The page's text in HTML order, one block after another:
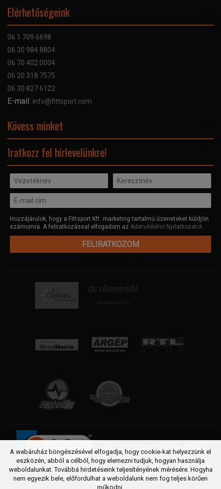
Bankkártyás fizetés
Adatvédelmi nyilatkozat
Elérhetőségeink
06 1 709 6698
06 30 984 8804
06 70 402 0004
06 20 318 7575
06 30 827 6122
E-mail: info@fittsport.com
Kövess minket
Iratkozz fel hírlevelünkre!
Hozzájárulok, hogy a Fittsport Kft. marketing tartalmú üzeneteket küldjön
számomra. A feliratkozással elfogadom az Adatvédelmi Nyilatkozatot.
FELIRATKOZOM
A webáruház böngészésével elfogadja, hogy cookie-kat helyezzünk el
eszközén, abból a célból, hogy elemezni tudjuk, hogyan használja
weboldalunkat. Továbbá hirdetéseink teljesítényének mérésére. Hogyha
nem egyezik bele, előfordulhat a weboldalunk nem fog teljes körűen
működni.